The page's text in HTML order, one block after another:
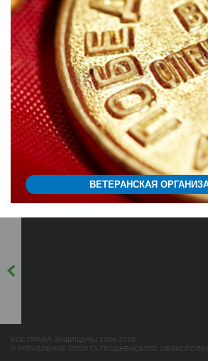
ВЕТЕРАНСКАЯ
ВСЕ ПРАВА ЗАЩИЩЕНЫ 2006-2026
© УПРАВЛЕНИЕ СПОРТА ГРОДНЕНСКОГО